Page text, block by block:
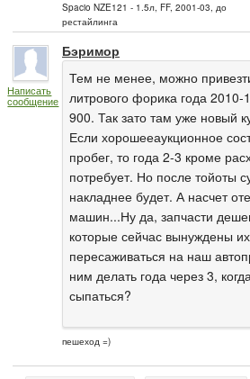
Spacio NZE121 - 1.5л, FF, 2001-03, до
рестайлинга
Написать
сообщение
Бэримор
Тем не менее, можно
литрового форика года 2010-
900. Так зато там уже новый
Если хорошееаукционное
пробег, то года 2-3 кроме
потребует. Но после тойоты
накладнее будет. А насчет
машин...Ну да, запчасти
которые сейчас вынуждены
пересаживаться на наш
ним делать года через 3,
сыпаться?
пешеход =)